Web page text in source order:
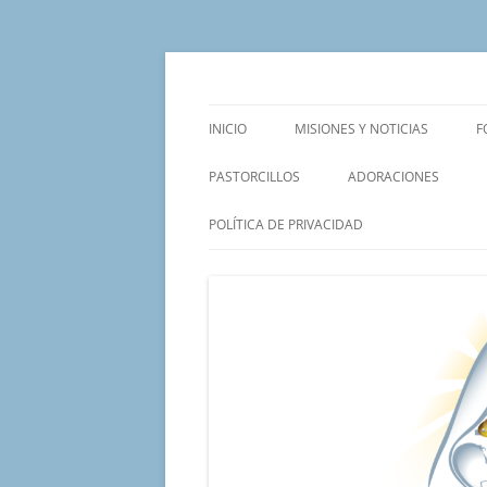
Saltar
INICIO MISIONES Y NOTICIAS
PASTORCILLOS ADORACIONES
POLÍTICA DE PRIVACIDAD